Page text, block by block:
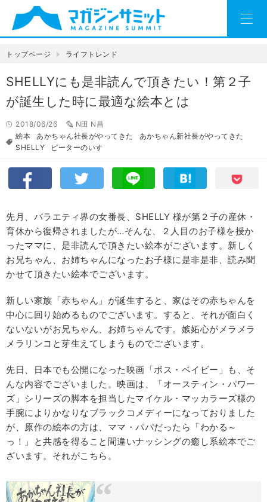
トップページ ライフトレンド
SHELLYにも是非読んで頂きたい！第２子
が誕生した時に最適な絵本とは
2018/06/26
N田 N昌
絵本
あかちゃん社長がやってきた
あかちゃん新社長がやってきた
SHELLY
ピーターのいす
先月、バラエティ界の女番長、SHELLY 様が第２子の産休・
育休から復帰されましたが…そんな、２人目のお子様を授か
ったママに、是非読んで頂きたい絵本がございます。新しく
お兄ちゃん、お姉ちゃんになったお子様に是非是非、読み聞
かせて頂きたい絵本でございます。
新しい家族「赤ちゃん」が誕生すると、家はその赤ちゃんを
中心に回り始めるものでございます。すると、それが面白く
ないないがお兄ちゃん、お姉ちゃんです。嫉妬心がメラメラ
メラリンコと芽生えてしまうものでございます。
先日、日本でも公開になった映画「ボス・ベイビー」も、そ
んな内容でございました。映画は、「オースティン・パワー
ズ」シリーズの脚本を担当したマイケル・マッカラーズ様の
手腕によりかなりなブラックコメディーになっておりました
が、原作の絵本の方は、ママ・パパだったら「わかる～
っ！」と共感を得ること間違いナッシングの癒し系絵本でご
ざいます。それがこちら。